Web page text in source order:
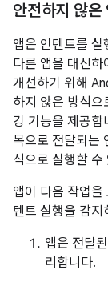
안전하지 않은
앱은 인텐트를
다른 앱을 대신
개선하기 위해
하지 않은 방식으
깅 기능을 제공
목으로 전달되는
식으로 실행할 수
앱이 다음 작업을
텐트 실행을 감지
앱은 전달
리합니다.